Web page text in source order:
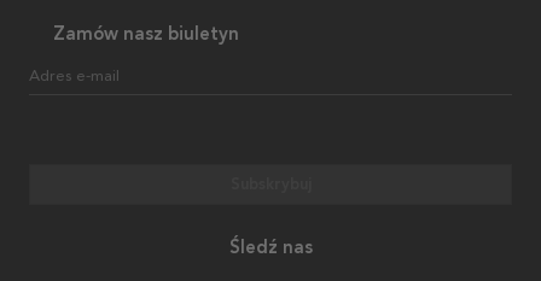
Zamów nasz biuletyn
Adres e-mail
Śledź nas